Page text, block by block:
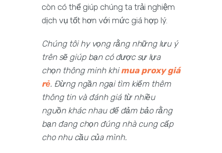
còn có thể giúp chúng ta trải nghiệm
dịch vụ tốt hơn với mức giá hợp lý.
Chúng tôi hy vọng rằng những lưu ý
trên sẽ giúp bạn có được sự lựa
chọn thông minh khimua proxy giá
rẻ. Đừng ngần ngại tìm kiếm thêm
thông tin và đánh giá từ nhiều
nguồn khác nhau để đảm bảo rằng
bạn đang chọn đúng nhà cung cấp
cho nhu cầu của mình.